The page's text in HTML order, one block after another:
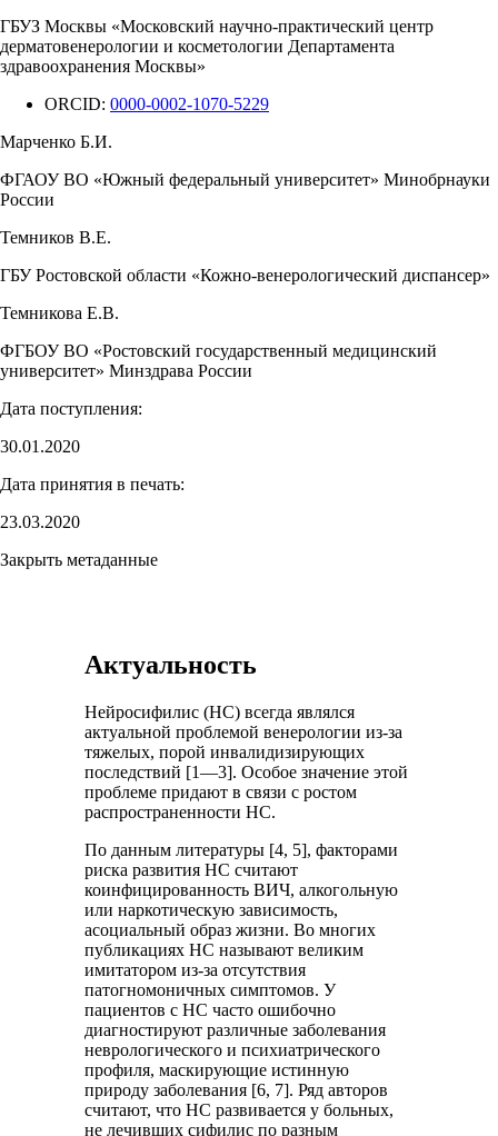
ГБУЗ Москвы «Московский научно-практический центр
дерматовенерологии и косметологии Департамента
здравоохранения Москвы»
ORCID: 0000-0002-1070-5229
Марченко Б.И.
ФГАОУ ВО «Южный федеральный университет» Минобрнауки
России
Темников В.Е.
ГБУ Ростовской области «Кожно-венерологический диспансер»
Темникова Е.В.
ФГБОУ ВО «Ростовский государственный медицинский
университет» Минздрава России
Дата поступления:
30.01.2020
Дата принятия в печать:
23.03.2020
Закрыть метаданные
Актуальность
Нейросифилис (НС) всегда являлся
актуальной проблемой венерологии из-за
тяжелых, порой инвалидизирующих
последствий [1—3]. Особое значение этой
проблеме придают в связи с ростом
распространенности НС.
По данным литературы [4, 5], факторами
риска развития НС считают
коинфицированность ВИЧ, алкогольную
или наркотическую зависимость,
асоциальный образ жизни. Во многих
публикациях НС называют великим
имитатором из-за отсутствия
патогномоничных симптомов. У
пациентов с НС часто ошибочно
диагностируют различные заболевания
неврологического и психиатрического
профиля, маскирующие истинную
природу заболевания [6, 7]. Ряд авторов
считают, что НС развивается у больных,
не лечивших сифилис по разным